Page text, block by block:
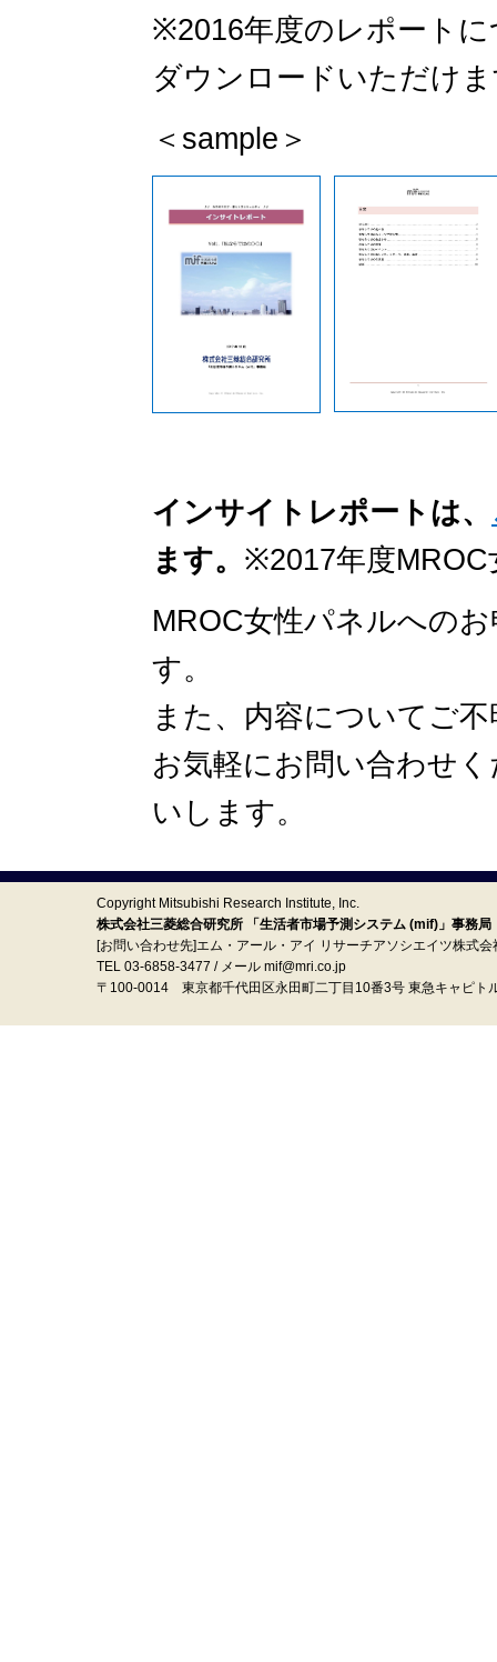
※2016年度のレポート
ダウンロードいただけ
＜sample＞
インサイトレポートは、
ます。 ※2017年度
MROC女性パネルへの
す。
また、内容についてご
お気軽にお問い合わせ
いします。
Copyright Mitsubishi Research Institute, Inc.
株式会社三菱総合研究所 「生活者市場予測システム (mif)」事務局
[お問い合わせ先]エム・アール・アイ リサーチアソシエイツ株式会
TEL 03-6858-3477 / メール mif@mri.co.jp
〒100‐0014 東京都千代田区永田町二丁目10番3号 東急キャピト